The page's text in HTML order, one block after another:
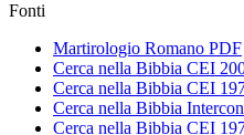
Fonti
Martirologio Romano PDF
Cerca nella Bibbia CEI
Cerca nella Bibbia CEI
Cerca nella Bibbia
Cerca nella Bibbia CEI